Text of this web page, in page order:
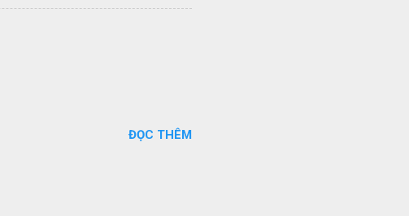
ĐỌC THÊM